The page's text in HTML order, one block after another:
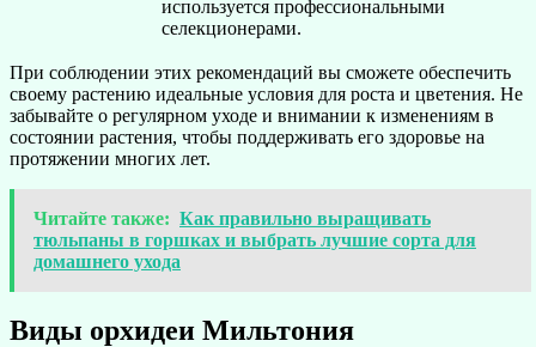
используется профессиональными
селекционерами.
При соблюдении этих рекомендаций вы сможете обеспечить
своему растению идеальные условия для роста и цветения. Не
забывайте о регулярном уходе и внимании к изменениям в
состоянии растения, чтобы поддерживать его здоровье на
протяжении многих лет.
Читайте также: Как правильно выращивать
тюльпаны в горшках и выбрать лучшие сорта для
домашнего ухода
Виды орхидеи Мильтония